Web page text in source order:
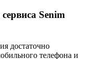
Senim
достаточно
телефона и